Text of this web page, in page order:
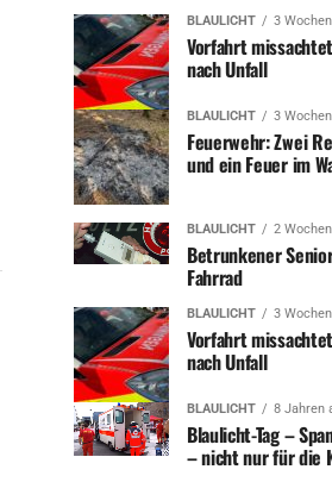
BLAULICHT 3
Vorfahrt
nach Unfall
BLAULICHT 3
Feuerwehr: Zwei
und ein Feuer im
BLAULICHT 2
Betrunkener
Fahrrad
BLAULICHT 3
Vorfahrt
nach Unfall
BLAULICHT 8 Jahren
Blaulicht-Tag –
– nicht nur für die